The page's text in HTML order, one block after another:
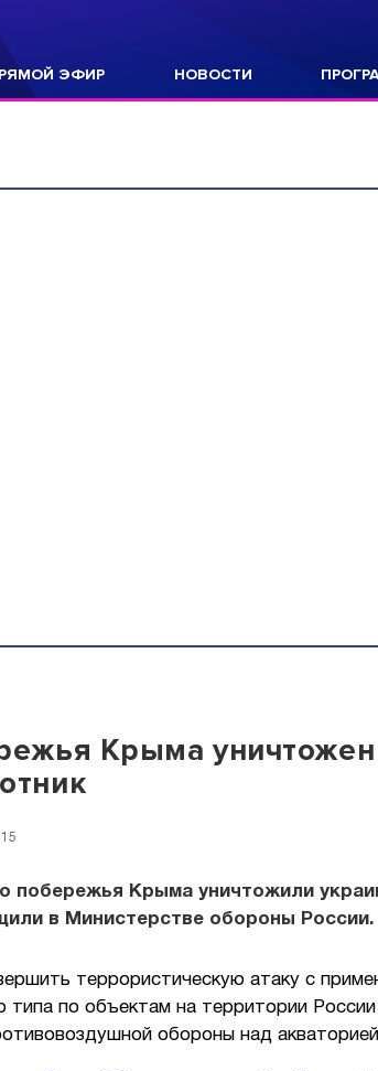
ЭФИР НОВОСТИ
Крыма уничтожен
побережья Крыма уничтожили
в Министерстве обороны России.
террористическую атаку с
типа по объектам на территории
обороны над